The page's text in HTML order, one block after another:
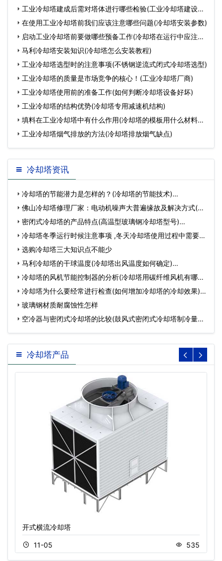
工业冷却塔建成后需对塔体进行哪些检验(工业冷却塔建设方
案 在使用工业冷却塔前我们应该注意哪些问题(冷却塔安装参数)
启动工业冷却塔前要做哪些预备工作(冷却塔在运行中应注意
哪 马利冷却塔安装知识(冷却塔怎么安装教程)
工业冷却塔选型时的注意事项(不锈钢逆流式闭式冷却塔选型)
工业冷却塔的质量是市场竞争的核心！(工业冷却塔厂商)
工业冷却塔使用前的准备工作(如何判断冷却塔设备好坏)
工业冷却塔的结构优势(冷却塔专用减速机结构)
填料在工业冷却塔中有什么作用(冷却塔的模板用什么材料做
成 工业冷却塔烟气排放的方法(冷却塔排放烟气缺点)
冷却塔资讯
冷却塔的节能潜力是怎样的？(冷却塔的节能技术)…
佛山冷却塔修理厂家：电动机噪声大普遍缘故及解决方式(佛
山高…
密闭式冷却塔的产品特点(高温型玻璃钢冷却塔型号)…
冷却塔冬季运行时候注意事项 ,冬天冷却塔使用过程中需要
注…选购冷却塔三大知识点不能少
马利冷却塔的干球温度(冷却塔出风温度如何确定)…
冷却塔的风机节能控制器的分析(冷却塔用碳纤维风机有哪方
面…冷却塔为什么要经常进行检查(如何增加冷却塔的冷却效果)…
玻璃钢材质耐腐蚀性怎样
空冷器与密闭式冷却塔的比较(鼓风式密闭式冷却塔制冷量是
多…
冷却塔产品
开式横流冷却塔
11-05 535